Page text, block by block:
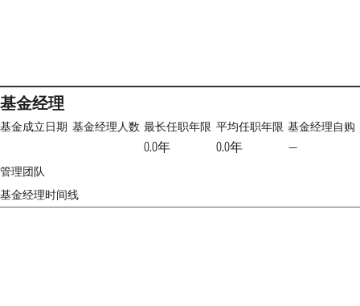
基金经理
基金成立日期 基金经理人数 最长任职年限
0.0年
平均任职年限
0.0年
基金经理自购
—
管理团队
基金经理时间线